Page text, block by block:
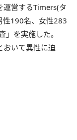
運営するTimers(タ
性190名、女性283
を実施した。
おいて異性に迫